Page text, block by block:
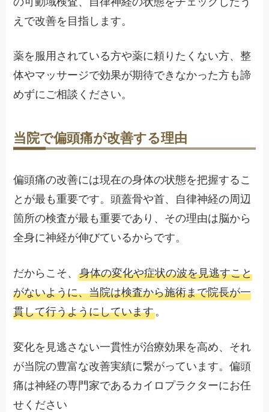
えで改善を目指します。
薬を服用されている方や薬に頼りたくない方、整
体やマッサージで効果が期待できなかった方も諦
めずにご相談ください。
当院で偏頭痛が改善する理由
偏頭痛の改善には現在の身体の状態を把握するこ
とが最も重要です。頭蓋骨や首、自律神経の周辺
箇所の検査が最も重要であり、その理由は脳から
全身に神経が伸びているからです。
だからこそ、身体の変化や症状の波を見逃すこと
がないように、当院は検査から施術まで院長が一
貫して行うようにしています。
変化を見逃さない一貫性が治療効果を高め、それ
が当院の豊富な改善実績に繋がっています。偏頭
痛は神経の専門家であるカイロプラクターにお任
せください